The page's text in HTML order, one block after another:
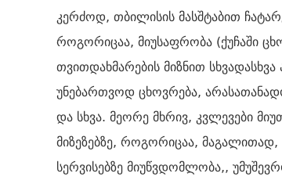
კერძოდ, თბილისის მასშტაბით
როგორიცაა, მიუსაფრობა (ქუჩაში
თვითდახმარების მიზნით
უნებართვოდ ცხოვრება,
და სხვა. მეორე მხრივ, კვლევები
მიზეზებზე, როგორიცაა,
სერვისებზე მიუწვდომლობა,,